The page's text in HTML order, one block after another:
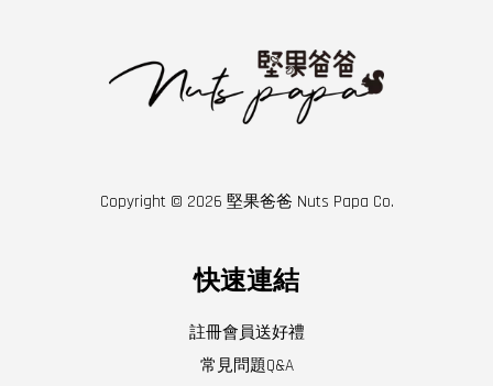
Copyright © 2026 堅果爸爸 Nuts Papa Co.
快速連結
註冊會員送好禮
常見問題Q&A